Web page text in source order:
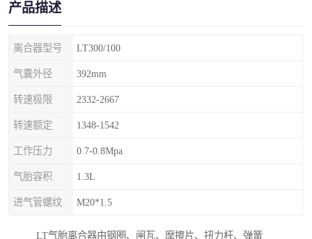
产品描述
离合器型号 LT300/100
气囊外径 392mm
转速极限 2332-2667
转速额定 1348-1542
工作压力 0.7-0.8Mpa
气胎容积 1.3L
进气管螺纹 M20*1.5
LT气胎离合器由钢圈、闸瓦、摩擦片、扭力杆、弹簧